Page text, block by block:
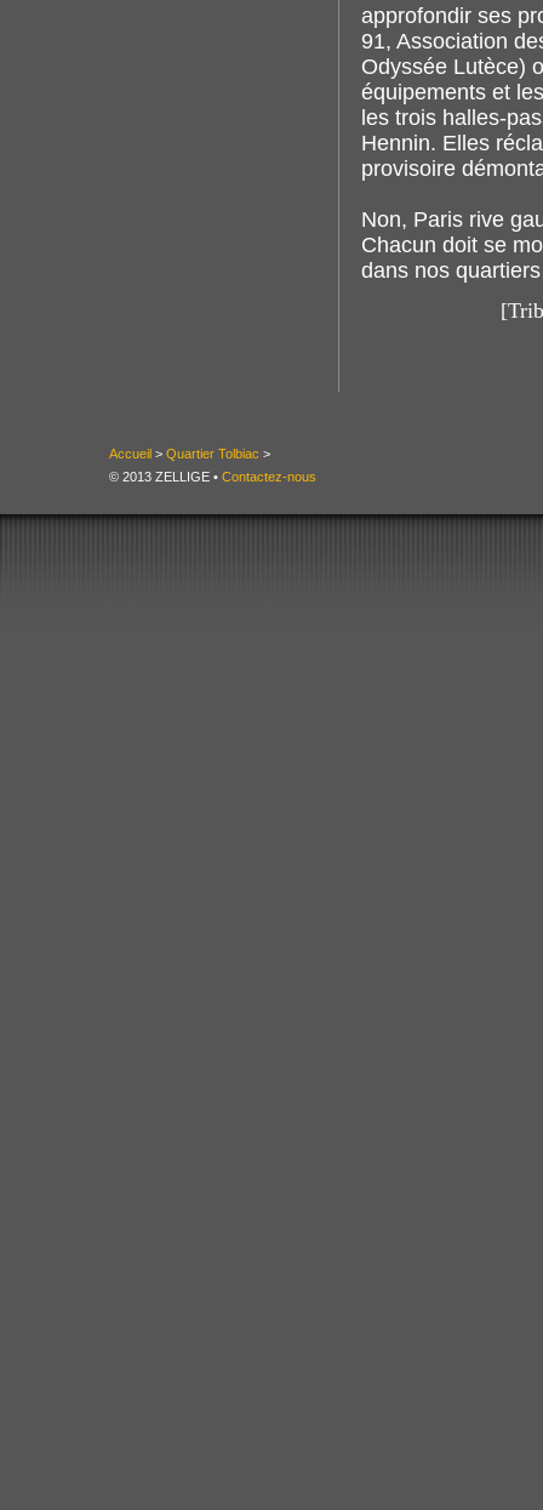
approfondir ses
91, Association
Odyssée Lutèce)
équipements et
les trois halles-
Hennin. Elles
provisoire
Non, Paris rive
Chacun doit se
dans nos
Accueil > Quartier Tolbiac >
© 2013 ZELLIGE • Contactez-nous